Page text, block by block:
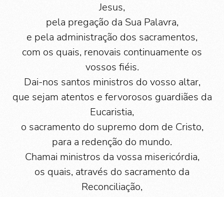
Jesus,
pela pregação da Sua Palavra,
e pela administração dos sacramentos,
com os quais, renovais continuamente os
vossos fiéis.
Dai-nos santos ministros do vosso altar,
que sejam atentos e fervorosos guardiães da
Eucaristia,
o sacramento do supremo dom de Cristo,
para a redenção do mundo.
Chamai ministros da vossa misericórdia,
os quais, através do sacramento da
Reconciliação,